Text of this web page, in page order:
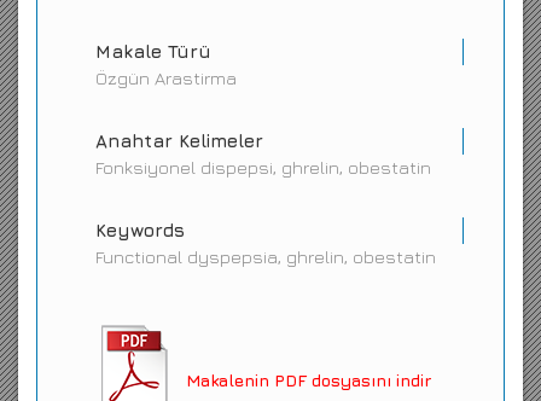
Makale Türü
Özgün Arastirma
Anahtar Kelimeler
Fonksiyonel dispepsi, ghrelin, obestatin
Keywords
Functional dyspepsia, ghrelin, obestatin
Makalenin PDF dosyasını indir